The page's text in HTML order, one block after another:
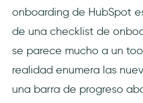
onboarding de HubSpot
de una checklist de
se parece mucho a un
realidad enumera las
una barra de progreso